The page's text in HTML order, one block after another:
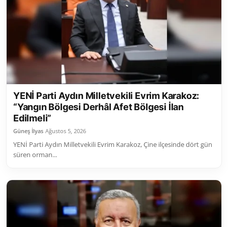
YENİ Parti Aydın Milletvekili Evrim Karakoz:
“Yangın Bölgesi Derhâl Afet Bölgesi İlan
Edilmeli”
Güneş İlyas Ağustos 5, 2026
YENİ Parti Aydın Milletvekili Evrim Karakoz, Çine ilçesinde dört gün
süren orman...